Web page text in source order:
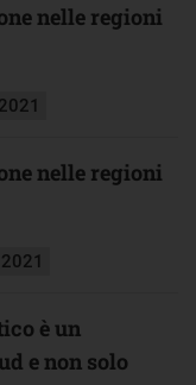
nelle regioni
nelle regioni
è un
e non solo